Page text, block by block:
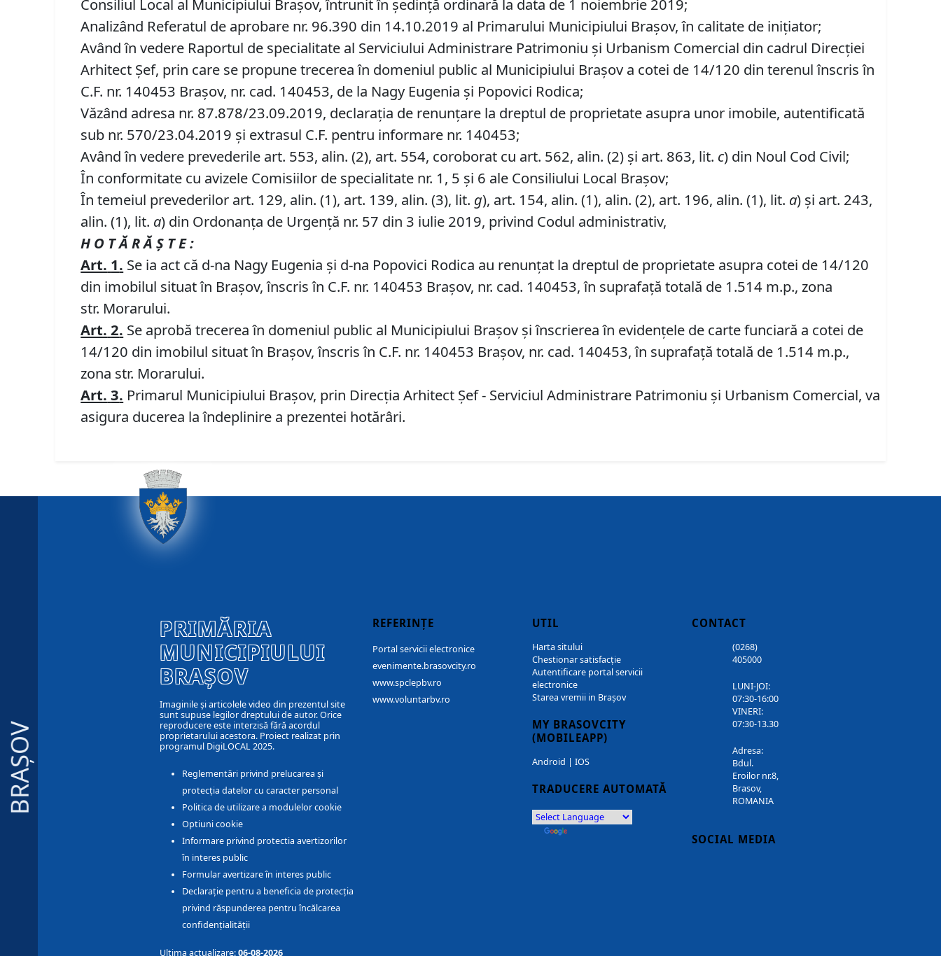
Consiliul Local al Municipiului Brașov, întrunit în ședință ordinară la data de 1 noiembrie 2019;
Analizând Referatul de aprobare nr. 96.390 din 14.10.2019 al Primarului Municipiului Brașov, în calitate de inițiator;
Având în vedere Raportul de specialitate al Serviciului Administrare Patrimoniu şi Urbanism Comercial din cadrul Direcției
Arhitect Șef, prin care se propune trecerea în domeniul public al Municipiului Braşov a cotei de 14/120 din terenul înscris în
C.F. nr. 140453 Brașov, nr. cad. 140453, de la Nagy Eugenia și Popovici Rodica;
Văzând adresa nr. 87.878/23.09.2019, declaraţia de renunţare la dreptul de proprietate asupra unor imobile, autentificată
sub nr. 570/23.04.2019 și extrasul C.F. pentru informare nr. 140453;
Având în vedere prevederile art. 553, alin. (2), art. 554, coroborat cu art. 562, alin. (2) și art. 863, lit. c) din Noul Cod Civil;
În conformitate cu avizele Comisiilor de specialitate nr. 1, 5 și 6 ale Consiliului Local Brașov;
În temeiul prevederilor art. 129, alin. (1), art. 139, alin. (3), lit. g), art. 154, alin. (1), alin. (2), art. 196, alin. (1), lit. a) și art. 243,
alin. (1), lit. a) din Ordonanța de Urgență nr. 57 din 3 iulie 2019, privind Codul administrativ,
H O T Ă R Ă Ş T E :
Art. 1. Se ia act că d-na Nagy Eugenia și d-na Popovici Rodica au renunțat la dreptul de proprietate asupra cotei de 14/120
din imobilul situat în Braşov, înscris în C.F. nr. 140453 Brașov, nr. cad. 140453, în suprafață totală de 1.514 m.p., zona
str. Morarului.
Art. 2. Se aprobă trecerea în domeniul public al Municipiului Braşov şi înscrierea în evidenţele de carte funciară a cotei de
14/120 din imobilul situat în Braşov, înscris în C.F. nr. 140453 Brașov, nr. cad. 140453, în suprafață totală de 1.514 m.p.,
zona str. Morarului.
Art. 3. Primarul Municipiului Braşov, prin Direcţia Arhitect Şef - Serviciul Administrare Patrimoniu şi Urbanism Comercial, va
asigura ducerea la îndeplinire a prezentei hotărâri.
BRAȘOV
PRIMĂRIA
MUNICIPIULUI
BRAȘOV
Imaginile și articolele video din prezentul site
sunt supuse legilor dreptului de autor. Orice
reproducere este interzisă fără acordul
proprietarului acestora. Proiect realizat prin
programul DigiLOCAL 2025.
Reglementări privind prelucarea și
protecția datelor cu caracter personal
Politica de utilizare a modulelor cookie
Optiuni cookie
Informare privind protectia avertizorilor
în interes public
Formular avertizare în interes public
Declarație pentru a beneficia de protecția
privind răspunderea pentru încălcarea
confidențialității
Ultima actualizare:06-08-2026
REFERINȚE
Portal servicii electronice
evenimente.brasovcity.ro
www.spclepbv.ro
www.voluntarbv.ro
UTIL
Harta sitului
Chestionar satisfacție
Autentificare portal servicii
electronice
Starea vremii in Brașov
MY BRASOVCITY
(MOBILEAPP)
Android | IOS
TRADUCERE AUTOMATĂ
CONTACT
(0268)
405000
LUNI-JOI:
07:30-16:00
VINERI:
07:30-13.30
Adresa:
Bdul.
Eroilor nr.8,
Brasov,
ROMANIA
SOCIAL MEDIA